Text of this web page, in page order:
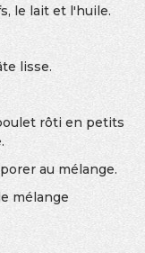
le lait et l'huile.
lisse.
rôti en petits
au mélange.
mélange